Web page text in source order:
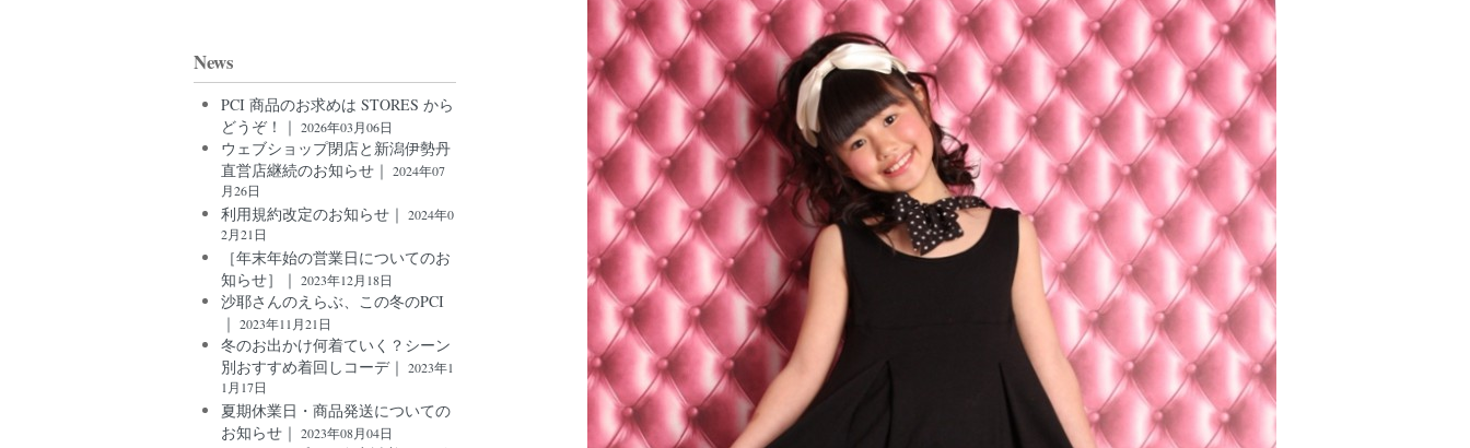
News
PCI 商品のお求めは STORES から
どうぞ！｜ 2026年03月06日
ウェブショップ閉店と新潟伊勢丹
直営店継続のお知らせ｜ 2024年07
月26日
利用規約改定のお知らせ｜ 2024年0
2月21日
［年末年始の営業日についてのお
知らせ］｜ 2023年12月18日
沙耶さんのえらぶ、この冬のPCI
｜ 2023年11月21日
冬のお出かけ何着ていく？シーン
別おすすめ着回しコーデ｜ 2023年1
1月17日
夏期休業日・商品発送についての
お知らせ｜ 2023年08月04日